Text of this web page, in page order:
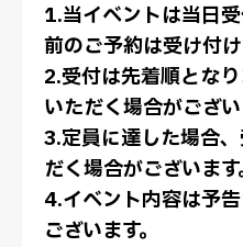
1.当イベントは当日
前のご予約は受け付け
2.受付は先着順とな
いただく場合がござい
3.定員に達した場合
だく場合がございます
4.イベント内容は予
ございます。